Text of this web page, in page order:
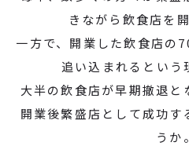
よくある
お問い
きながら飲食店を
一方で、開業した飲食店の
追い込まれるという
大半の飲食店が早期撤退と
開業後繁盛店として成功す
うか。